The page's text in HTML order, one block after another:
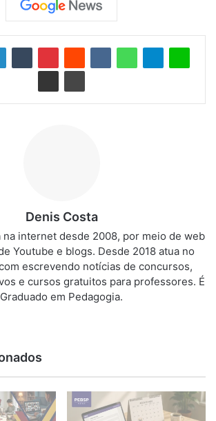
Denis Costa
na internet desde 2008, por meio de web
Youtube e blogs. Desde 2018 atua no
escrevendo notícias de concursos,
e cursos gratuitos para professores. É
Graduado em Pedagogia.